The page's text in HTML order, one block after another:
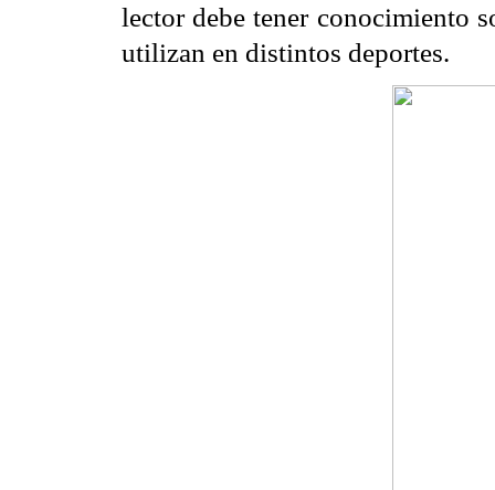
lector debe tener conocimiento
utilizan en distintos deportes.